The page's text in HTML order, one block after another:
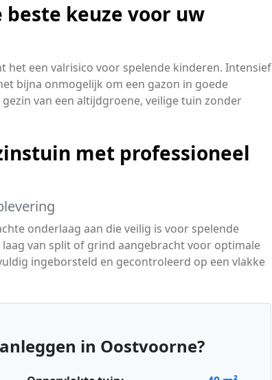
keuze voor uw
het een valrisico voor spelende kinderen. Intensief
bijna onmogelijk om een gazon in goede
van een altijdgroene, veilige tuin zonder
met professioneel
onderlaag aan die veilig is voor spelende
van split of grind aangebracht voor optimale
ingeborsteld en gecontroleerd op een vlakke
in Oostvoorne?